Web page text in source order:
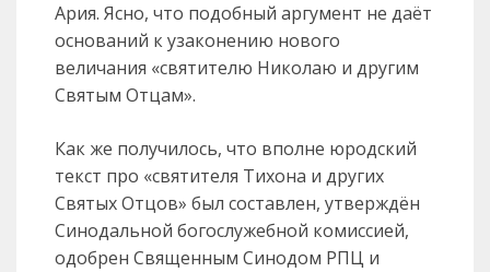
Ария. Ясно, что подобный аргумент не даёт
оснований к узаконению нового
величания «святителю Николаю и другим
Святым Отцам».
Как же получилось, что вполне юродский
текст про «святителя Тихона и других
Святых Отцов» был составлен, утверждён
Синодальной богослужебной комиссией,
одобрен Священным Синодом РПЦ и